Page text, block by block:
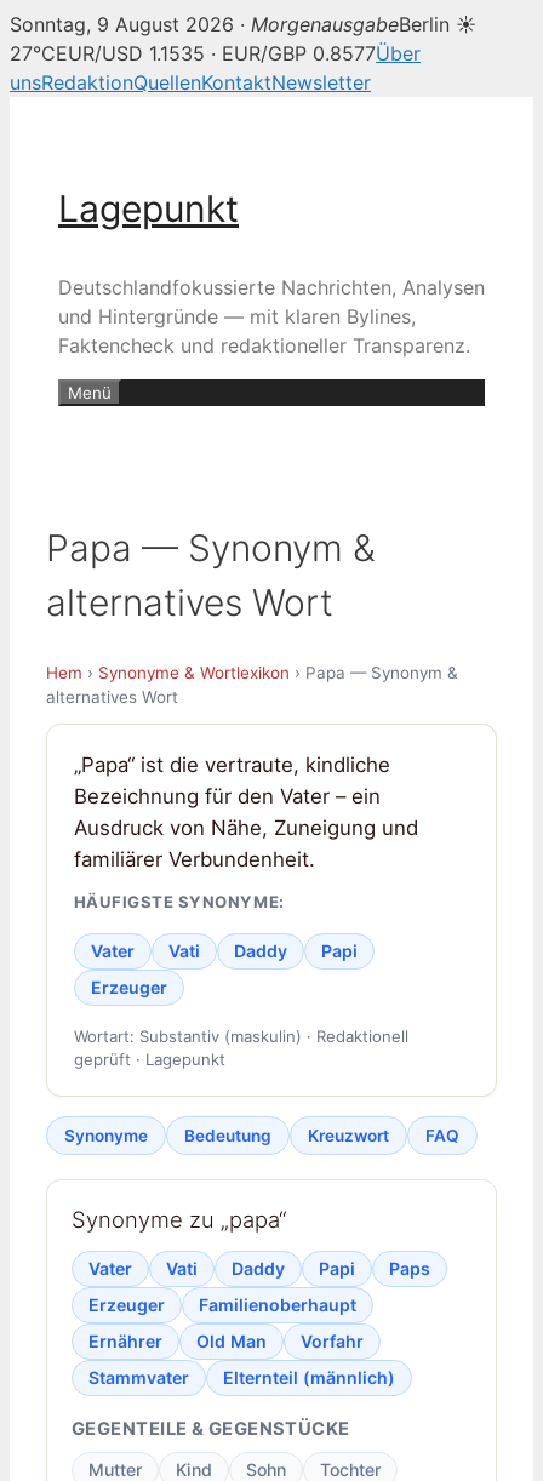
Sonntag, 9 August 2026 · MorgenausgabeBerlin ☀
27°CEUR/USD 1.1535 · EUR/GBP 0.8577Über
unsRedaktionQuellenKontaktNewsletter
Lagepunkt
Deutschlandfokussierte Nachrichten, Analysen
und Hintergründe — mit klaren Bylines,
Faktencheck und redaktioneller Transparenz.
Menü
Papa — Synonym &
alternatives Wort
Hem › Synonyme & Wortlexikon › Papa — Synonym &
alternatives Wort
„Papa“ ist die vertraute, kindliche
Bezeichnung für den Vater – ein
Ausdruck von Nähe, Zuneigung und
familiärer Verbundenheit.
HÄUFIGSTE SYNONYME:
Vater Vati Daddy
Papi
Erzeuger
Wortart: Substantiv (maskulin) · Redaktionell
geprüft · Lagepunkt
Synonyme Bedeutung Kreuzwort FAQ
Synonyme zu „papa“
Vater Vati Daddy Papi
Paps
Erzeuger
Familienoberhaupt
Ernährer
Old Man
Vorfahr
Stammvater
Elternteil (männlich)
GEGENTEILE & GEGENSTÜCKE
Mutter Kind Sohn Tochter